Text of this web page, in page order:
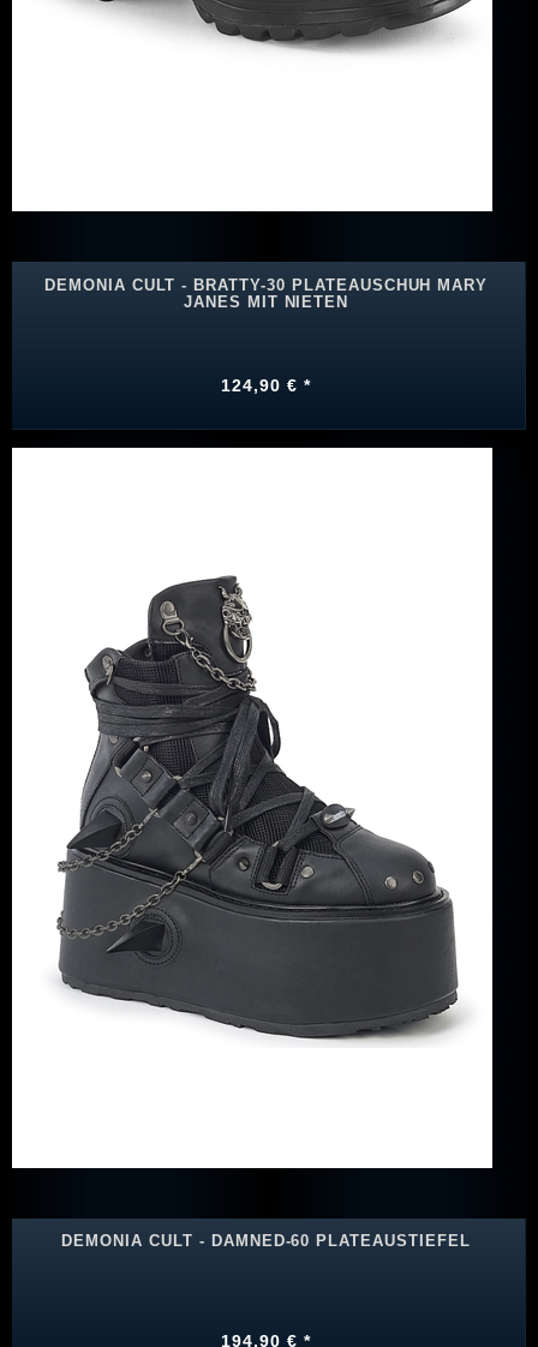
DEMONIA CULT - BRATTY-30 PLATEAUSCHUH MARY
JANES MIT NIETEN
124,90 € *
DEMONIA CULT - DAMNED-60 PLATEAUSTIEFEL
194,90 € *